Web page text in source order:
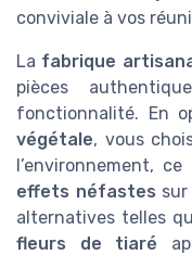
conviviale à vos
La fabrique
pièces
fonctionnalité. En
végétale, vous
l’environnement,
effets néfastes sur
alternatives telles
fleurs de tiaré